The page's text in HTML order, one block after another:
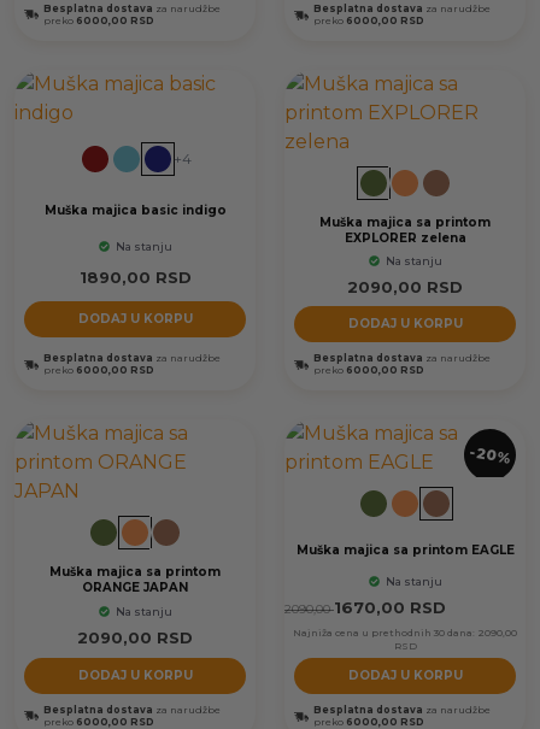
Besplatna dostava za narudžbe
preko 6000,00 RSD
Besplatna dostava za narudžbe
preko 6000,00 RSD
+4
Muška majica basic indigo
Na stanju
1890,00 RSD
DODAJ U KORPU
Besplatna dostava za narudžbe
preko 6000,00 RSD
Muška majica sa printom
EXPLORER zelena
Na stanju
2090,00 RSD
DODAJ U KORPU
Besplatna dostava za narudžbe
preko 6000,00 RSD
Muška majica sa printom
ORANGE JAPAN
Na stanju
2090,00 RSD
DODAJ U KORPU
Besplatna dostava za narudžbe
preko 6000,00 RSD
-20%
Muška majica sa printom EAGLE
Na stanju
2090,00 1670,00 RSD
Najniža cena u prethodnih 30 dana: 2090,00
RSD
DODAJ U KORPU
Besplatna dostava za narudžbe
preko 6000,00 RSD